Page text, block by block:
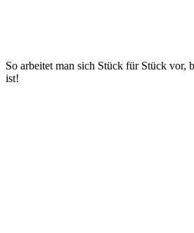
So arbeitet man sich Stück für Stück vor,
ist!